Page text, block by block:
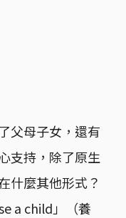
父母子女，還有
支持，除了原生
什麼其他形式？
a child」（養